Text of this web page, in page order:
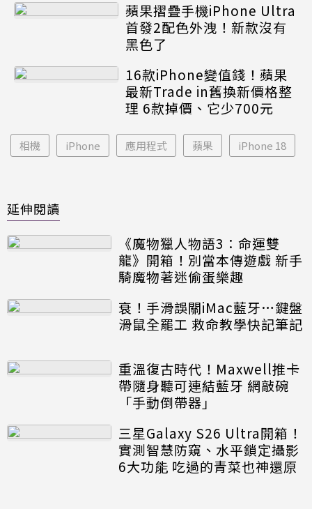
蘋果摺疊手機iPhone Ultra
首發2配色外洩！新款沒有
黑色了
16款iPhone變值錢！蘋果
最新Trade in舊換新價格整
理 6款掉價、它少700元
相機 iPhone 應用程式 蘋果 iPhone 18
延伸閱讀
《魔物獵人物語3：命運雙
龍》開箱！別當本傳遊戲 新手
騎魔物著迷偷蛋樂趣
衰！手滑誤關iMac藍牙…鍵盤
滑鼠全罷工 救命教學快記筆記
重溫復古時代！Maxwell推卡
帶隨身聽可連結藍牙 網敲碗
「手動倒帶器」
三星Galaxy S26 Ultra開箱！
實測智慧防窺、水平鎖定攝影
6大功能 吃過的青菜也神還原